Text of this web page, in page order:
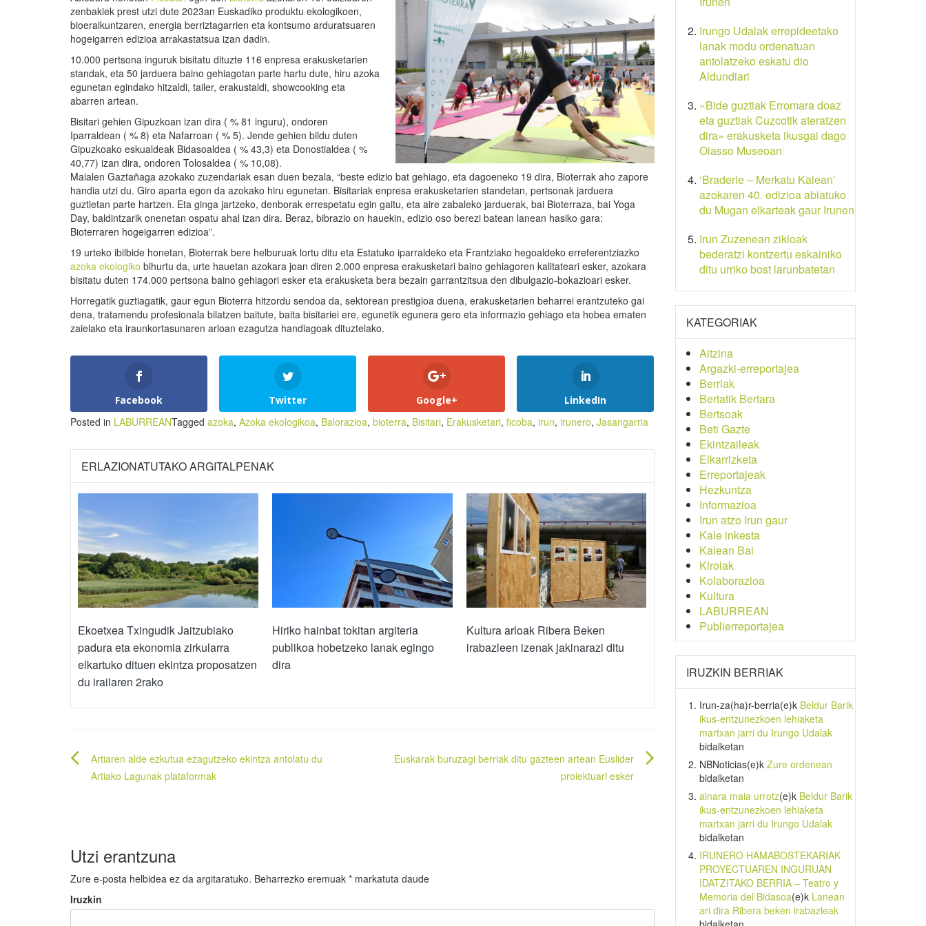
zenbakiek prest utzi dute 2023an Euskadiko produktu ekologikoen,
bioeraikuntzaren, energia berriztagarrien eta kontsumo arduratsuaren
hogeigarren edizioa arrakastatsua izan dadin.
10.000 pertsona inguruk bisitatu dituzte 116 enpresa erakusketarien
standak, eta 50 jarduera baino gehiagotan parte hartu dute, hiru azoka
egunetan egindako hitzaldi, tailer, erakustaldi, showcooking eta
abarren artean.
Bisitari gehien Gipuzkoan izan dira ( % 81 inguru), ondoren
Iparraldean ( % 8) eta Nafarroan ( % 5). Jende gehien bildu duten
Gipuzkoako eskualdeak Bidasoaldea ( % 43,3) eta Donostialdea ( %
40,77) izan dira, ondoren Tolosaldea ( % 10,08).
Maialen Gaztañaga azokako zuzendariak esan duen bezala, “beste edizio bat gehiago, eta dagoeneko 19 dira, Bioterrak aho zapore
handia utzi du. Giro aparta egon da azokako hiru egunetan. Bisitariak enpresa erakusketarien standetan, pertsonak jarduera
guztietan parte hartzen. Eta ginga jartzeko, denborak errespetatu egin gaitu, eta aire zabaleko jarduerak, bai Bioterraza, bai Yoga
Day, baldintzarik onenetan ospatu ahal izan dira. Beraz, bibrazio on hauekin, edizio oso berezi batean lanean hasiko gara:
Bioterraren hogeigarren edizioa”.
19 urteko ibilbide honetan, Bioterrak bere helburuak lortu ditu eta Estatuko iparraldeko eta Frantziako hegoaldeko erreferentziazko
azoka ekologiko bihurtu da, urte hauetan azokara joan diren 2.000 enpresa erakusketari baino gehiagoren kalitateari esker, azokara
bisitatu duten 174.000 pertsona baino gehiagori esker eta erakusketa bera bezain garrantzitsua den dibulgazio-bokazioari esker.
Horregatik guztiagatik, gaur egun Bioterra hitzordu sendoa da, sektorean prestigioa duena, erakusketarien beharrei erantzuteko gai
dena, tratamendu profesionala bilatzen baitute, baita bisitariei ere, egunetik egunera gero eta informazio gehiago eta hobea ematen
zaielako eta iraunkortasunaren arloan ezagutza handiagoak dituztelako.
Facebook Twitter Google+ LinkedIn
Posted in LABURREANTagged azoka, Azoka ekologikoa, Balorazioa, bioterra, Bisitari, Erakusketari, ficoba, irun, irunero, Jasangarria
ERLAZIONATUTAKO ARGITALPENAK
Ekoetxea Txingudik Jaitzubiako
padura eta ekonomia zirkularra
elkartuko dituen ekintza proposatzen
du irailaren 2rako
Hiriko hainbat tokitan argiteria
publikoa hobetzeko lanak egingo
dira
Kultura arloak Ribera Beken
irabazleen izenak jakinarazi ditu
Bidalketetan
zehar
Artiaren alde ezkutua ezagutzeko ekintza antolatu du
Artiako Lagunak plataformak
Euskarak buruzagi berriak ditu gazteen artean Euslider
proiektuari esker
Utzi erantzuna
Zure e-posta helbidea ez da argitaratuko. Beharrezko eremuak * markatuta daude
Iruzkin
Irungo Udalak errepideetako
lanak modu ordenatuan
antolatzeko eskatu dio
Aldundiari
«Bide guztiak Erromara doaz
eta guztiak Cuzcotik ateratzen
dira» erakusketa ikusgai dago
Oiasso Museoan
‘Braderie – Merkatu Kalean’
azokaren 40. edizioa abiatuko
du Mugan elkarteak gaur Irunen
Irun Zuzenean zikloak
bederatzi kontzertu eskainiko
ditu urriko bost larunbatetan
KATEGORIAK
Aitzina
Argazki-erreportajea
Berriak
Bertatik Bertara
Bertsoak
Beti Gazte
Ekintzaileak
Elkarrizketa
Erreportajeak
Hezkuntza
Informazioa
Irun atzo Irun gaur
Kale inkesta
Kalean Bai
Kirolak
Kolaborazioa
Kultura
LABURREAN
Publierreportajea
IRUZKIN BERRIAK
Irun-za(ha)r-berria(e)k Beldur Barik
ikus-entzunezkoen lehiaketa
martxan jarri du Irungo Udalak
bidalketan
NBNoticias(e)k Zure ordenean
bidalketan
ainara maia urrotz(e)k Beldur Barik
ikus-entzunezkoen lehiaketa
martxan jarri du Irungo Udalak
bidalketan
IRUNERO HAMABOSTEKARIAK
PROYECTUAREN INGURUAN
IDATZITAKO BERRIA – Teatro y
Memoria del Bidasoa(e)k Lanean
ari dira Ribera beken irabazleak